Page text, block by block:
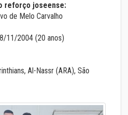
reforço joseense:
de Melo Carvalho
11/2004 (20 anos)
Al-Nassr (ARA), São